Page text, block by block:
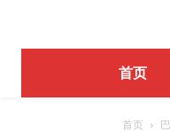
首页
首页